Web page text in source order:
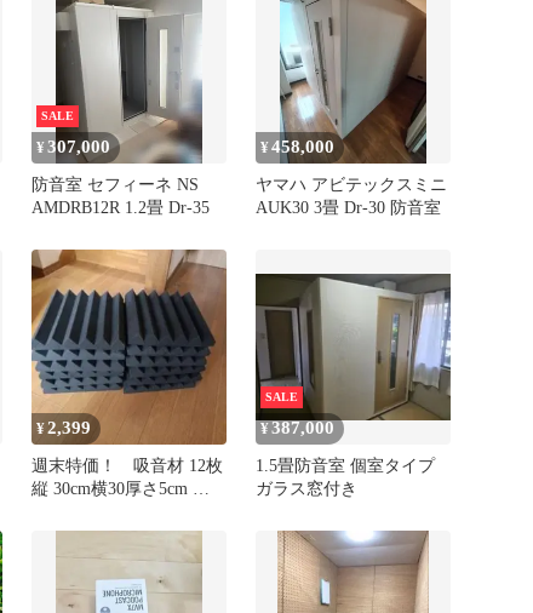
SALE
¥307,000
防音室 セフィーネ NS
AMDRB12R 1.2畳 Dr-35
¥458,000
ヤマハ アビテックスミニ
AUK30 3畳 Dr-30 防音室
¥2,399
週末特価！ 吸音材 12枚
縦 30cm横30厚さ5cm 波
SALE
¥387,000
1.5畳防音室 個室タイプ
ガラス窓付き